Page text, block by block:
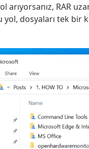
RAR
dosyaları tek bir